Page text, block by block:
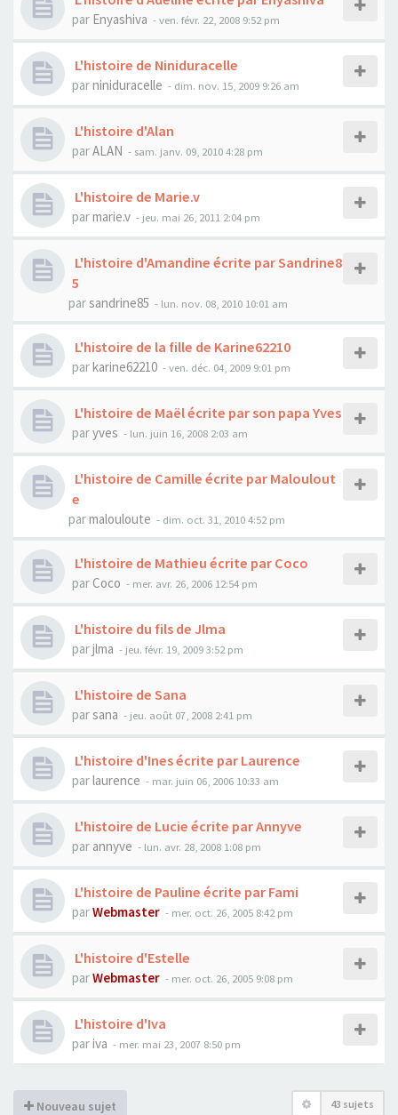
par Enyashiva - ven. févr. 22, 2008 9:52 pm
L'histoire de Niniduracelle
parniniduracelle - dim. nov. 15, 2009 9:26 am
L'histoire d'Alan
parALAN - sam. janv. 09, 2010 4:28 pm
L'histoire de Marie.v
parmarie.v - jeu. mai 26, 2011 2:04 pm
L'histoire d'Amandine écrite par Sandrine8
5
parsandrine85 - lun. nov. 08, 2010 10:01 am
L'histoire de la fille de Karine62210
parkarine62210 - ven. déc. 04, 2009 9:01 pm
L'histoire de Maël écrite par son papa Yves
paryves - lun. juin 16, 2008 2:03 am
L'histoire de Camille écrite par Maloulout
e
parmalouloute - dim. oct. 31, 2010 4:52 pm
L'histoire de Mathieu écrite par Coco
par Coco - mer. avr. 26, 2006 12:54 pm
L'histoire du fils de Jlma
parjlma - jeu. févr. 19, 2009 3:52 pm
L'histoire de Sana
parsana - jeu. août 07, 2008 2:41 pm
L'histoire d'Ines écrite par Laurence
parlaurence - mar. juin 06, 2006 10:33 am
L'histoire de Lucie écrite par Annyve
par annyve - lun. avr. 28, 2008 1:08 pm
L'histoire de Pauline écrite par Fami
parWebmaster - mer. oct. 26, 2005 8:42 pm
L'histoire d'Estelle
parWebmaster - mer. oct. 26, 2005 9:08 pm
L'histoire d'Iva
pariva - mer. mai 23, 2007 8:50 pm
Nouveau sujet 43 sujets